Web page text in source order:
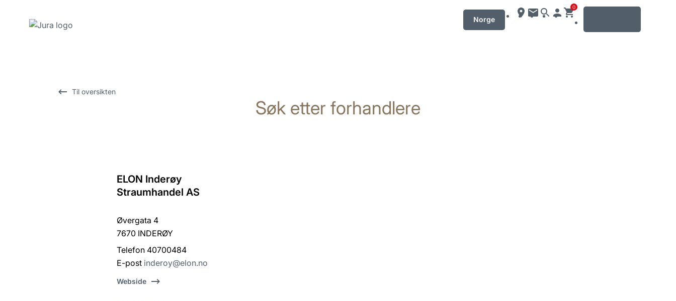
Norge
0
Til oversikten
Søk etter forhandlere
Tilbake
ELON Inderøy
Straumhandel AS
Øvergata 4
7670 INDERØY
Telefon 40700484
E-post inderoy@elon.no
Webside